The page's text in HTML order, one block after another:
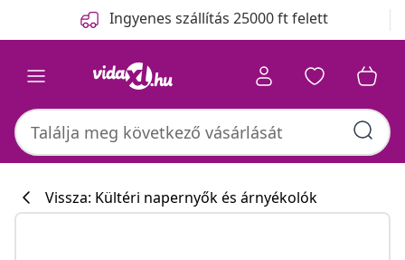
Ingyenes szállítás 25000 ft felett
Vissza: Kültéri napernyők és árnyékolók